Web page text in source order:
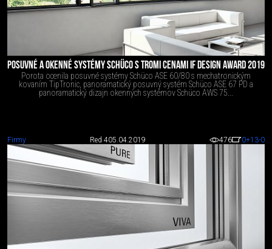
POSUVNÉ A OKENNÉ SYSTÉMY SCHÜCO S TROMI CENAMI IF DESIGN AWARD 2019
Porota ocenila posuvné systémy Schüco ASE 60/80 s mechatronickým
kovaním TipTronic, panoramatický posuvný systém Schüco ASE 67 PD a
panoramatický dizajn okenných systémov Schüco AWS 75...
Firmy Red 405.04.2019 476 0+13-0